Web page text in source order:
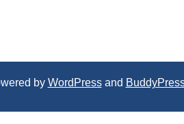
by WordPressand